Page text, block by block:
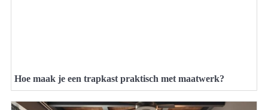
Hoe maak je een trapkast praktisch met maatwerk?